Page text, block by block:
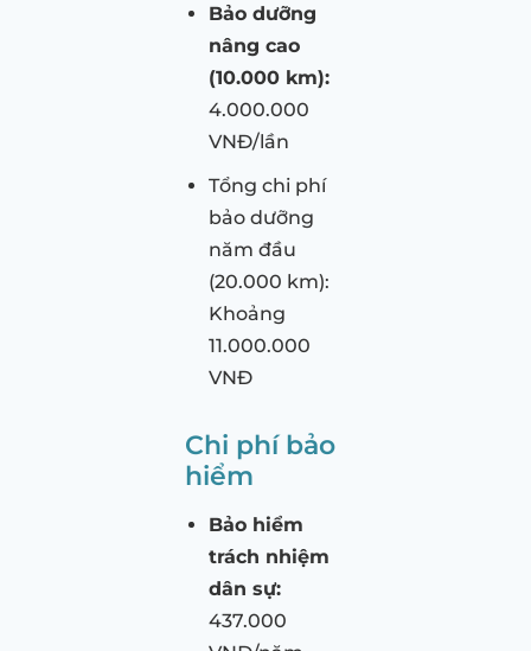
Bảo dưỡng
nâng cao
(10.000 km):
4.000.000
VNĐ/lần
Tổng chi phí
bảo dưỡng
năm đầu
(20.000 km):
Khoảng
11.000.000
VNĐ
Chi phí bảo
hiểm
Bảo hiểm
trách nhiệm
dân sự:
437.000